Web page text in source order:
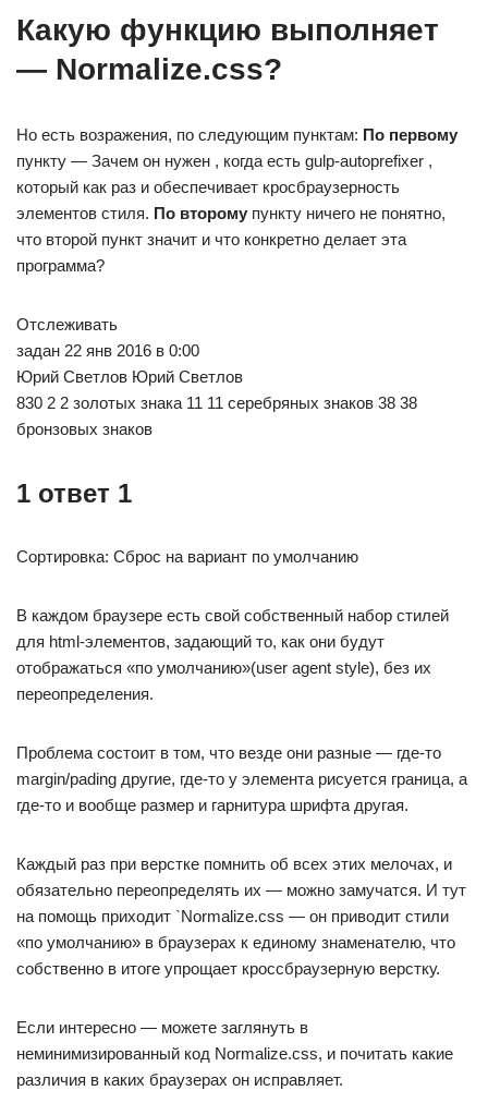
Какую функцию выполняет
— Normalize.css?
Но есть возражения, по следующим пунктам: По первому
пункту — Зачем он нужен , когда есть gulp-autoprefixer ,
который как раз и обеспечивает кросбраузерность
элементов стиля. По второму пункту ничего не понятно,
что второй пункт значит и что конкретно делает эта
программа?
Отслеживать
задан 22 янв 2016 в 0:00
Юрий Светлов Юрий Светлов
830 2 2 золотых знака 11 11 серебряных знаков 38 38
бронзовых знаков
1 ответ 1
Сортировка: Сброс на вариант по умолчанию
В каждом браузере есть свой собственный набор стилей
для html-элементов, задающий то, как они будут
отображаться «по умолчанию»(user agent style), без их
переопределения.
Проблема состоит в том, что везде они разные — где-то
margin/pading другие, где-то у элемента рисуется граница, а
где-то и вообще размер и гарнитура шрифта другая.
Каждый раз при верстке помнить об всех этих мелочах, и
обязательно переопределять их — можно замучатся. И тут
на помощь приходит `Normalize.css — он приводит стили
«по умолчанию» в браузерах к единому знаменателю, что
собственно в итоге упрощает кроссбраузерную верстку.
Если интересно — можете заглянуть в
неминимизированный код Normalize.css, и почитать какие
различия в каких браузерах он исправляет.